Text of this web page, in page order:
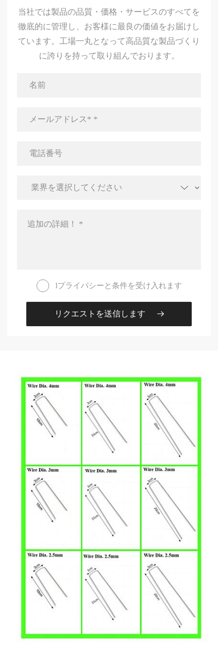
当社では製品の品質・価格・サービスのすべてを
徹底的に管理し、お客様に最良の価値をお届けし
ています。工場一丸となって高品質な製品づくり
に誇りを持って取り組んでおります。
リクエストを送信します
lプライバシーと条件を受け入れます